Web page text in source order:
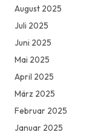
August 2025
Juli 2025
Juni 2025
Mai 2025
April 2025
März 2025
Februar 2025
Januar 2025